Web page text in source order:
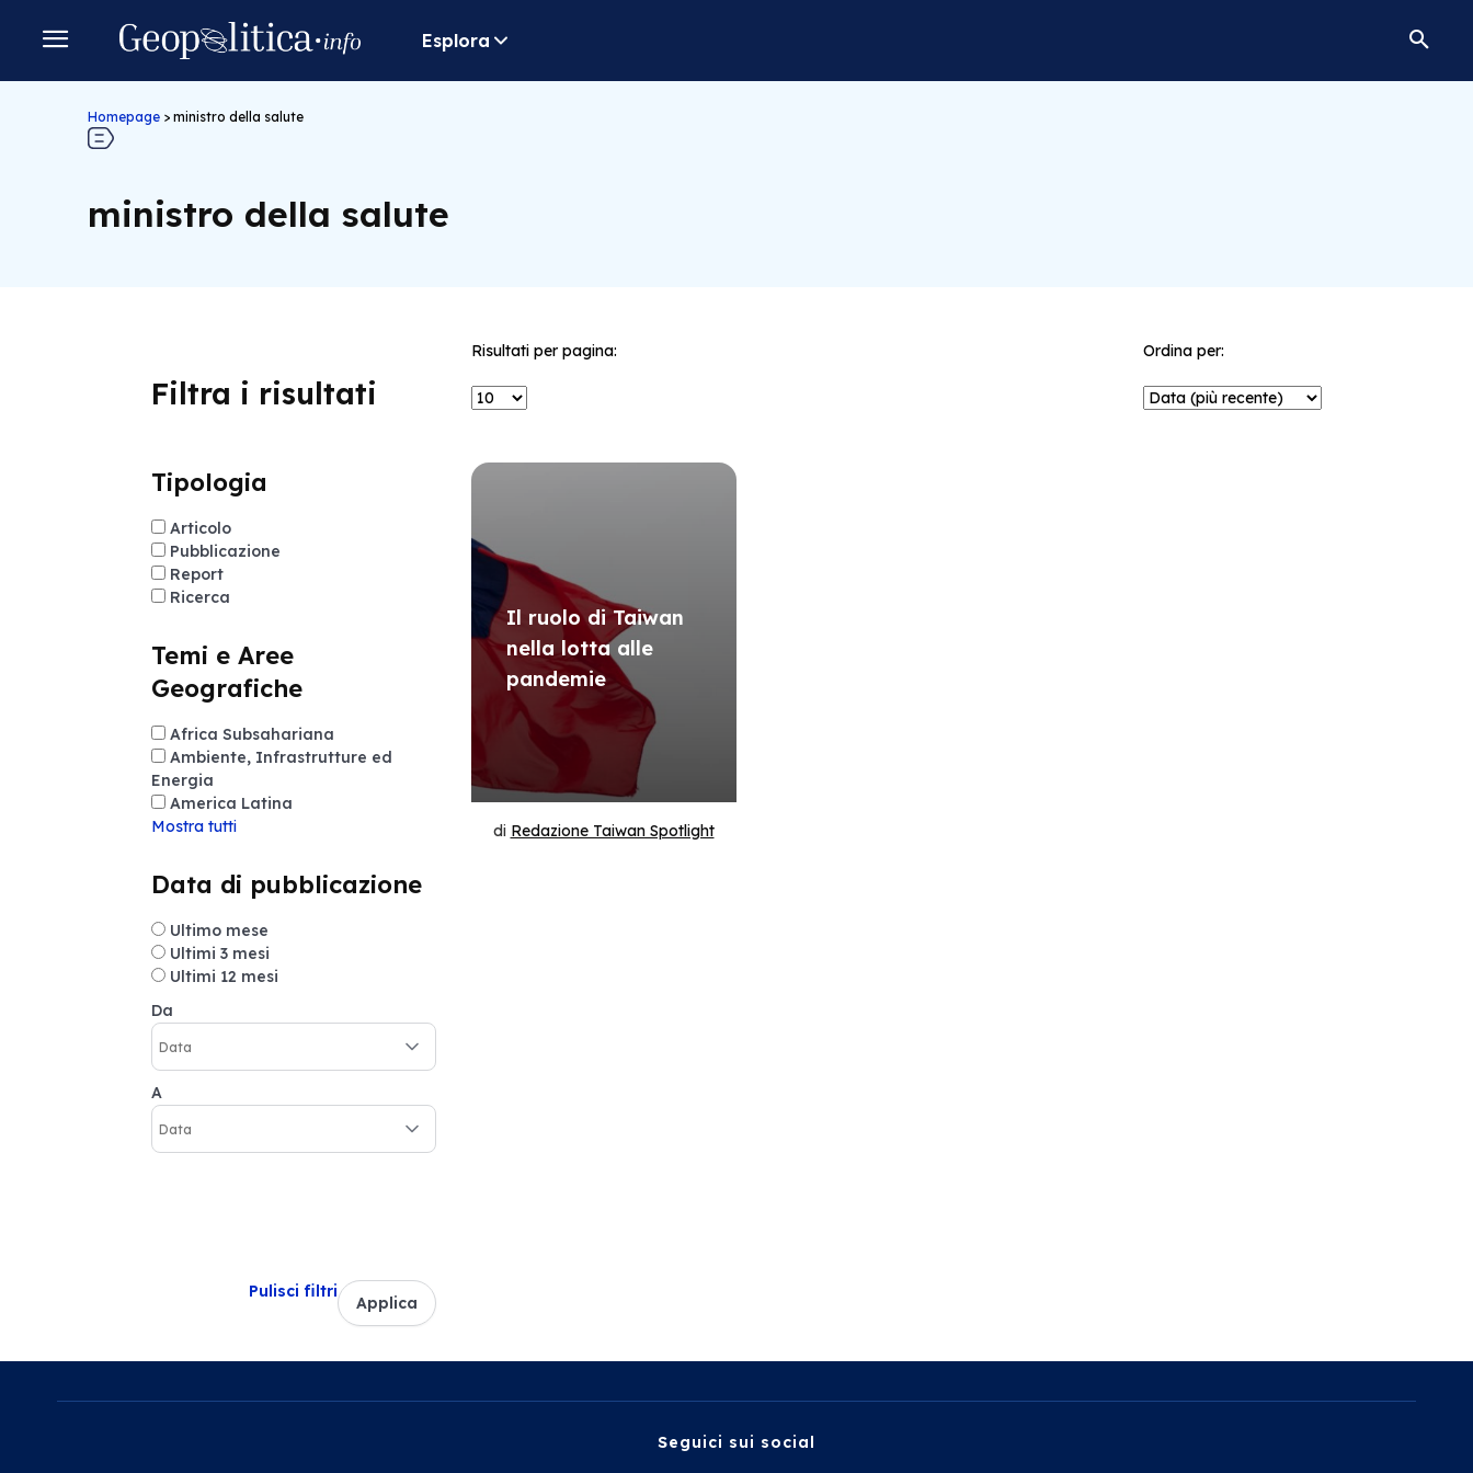
Esplora
Homepage > ministro della salute
ministro della salute
Filtra i risultati
Tipologia
Articolo
Pubblicazione
Report
Ricerca
Temi e Aree
Geografiche
Africa Subsahariana
Ambiente, Infrastrutture ed
Energia
America Latina
Mostra tutti
Data di pubblicazione
Ultimo mese
Ultimi 3 mesi
Ultimi 12 mesi
Da
A
Pulisci filtri
Applica
Risultati per pagina: Ordina per:
Il ruolo di Taiwan
nella lotta alle
pandemie
di Redazione Taiwan Spotlight
Seguici sui social